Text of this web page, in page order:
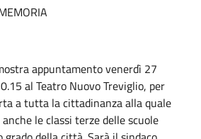
appuntamento venerdì 27
al Teatro Nuovo Treviglio, per
a tutta la cittadinanza alla quale
le classi terze delle scuole